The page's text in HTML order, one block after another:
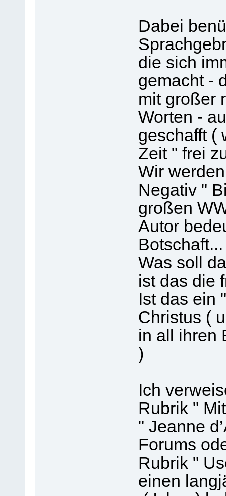
Dabei
die sich
gemacht -
mit großer
Worten -
geschafft (
Zeit " frei
Wir
Negativ "
großen
Autor
Botschaft...
Was soll
ist das die
Ist das ein
Christus (
in all ihren
)
Ich
Rubrik "
" Jeanne
Forums
Rubrik "
einen